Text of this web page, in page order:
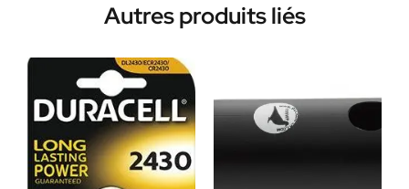
Autres produits liés